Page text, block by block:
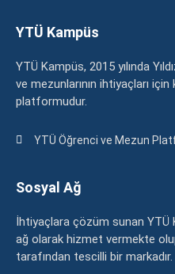
YTÜ Kampüs
YTÜ Kampüs, 2015 yılında
ve mezunlarının ihtiyaçları
platformudur.
YTÜ Öğrenci ve Mezun
Sosyal Ağ
İhtiyaçlara çözüm sunan YTÜ
ağ olarak hizmet vermekte
tarafından tescilli bir markadır.